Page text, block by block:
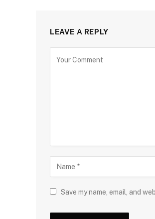
LEAVE A REPLY
Save my name, email, and